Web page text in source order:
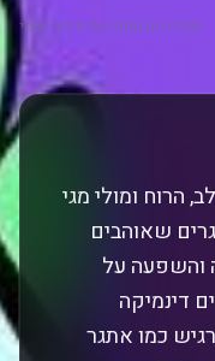
סקירה מבוססת על מידע רשמי
הרוח ומולי מגי
שאוהבים
והשפעה על
דינמיקה
כמו אתגר